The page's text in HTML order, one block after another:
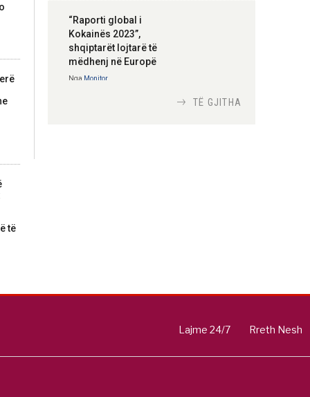
të
“Raporti global i
Kokainës 2023”,
shqiptarët lojtarë të
mëdhenj në Europë
Nga Monitor
TË GJITHA
Lajme 24/7 Rreth Nesh